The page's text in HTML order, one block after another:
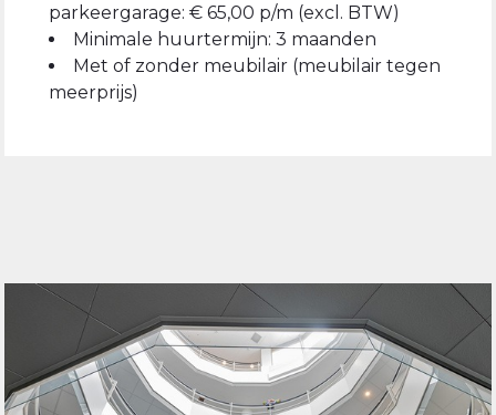
parkeergarage: € 65,00 p/m (excl. BTW)
Minimale huurtermijn: 3 maanden
Met of zonder meubilair (meubilair tegen
meerprijs)